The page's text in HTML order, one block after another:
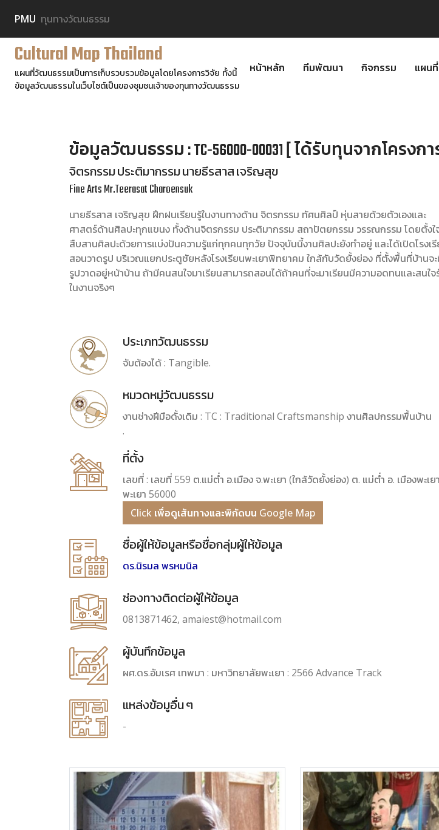
PMU ทุนทางวัฒนธรรม
Cultural Map Thailand
แผนที่วัฒนธรรมเป็นการเก็บรวบรวมข้อมูลโดยโครงการวิจัย ทั้งนี้
ข้อมูลวัฒนธรรมในเว็บไซต์เป็นของชุมชนเจ้าของทุนทางวัฒนธรรม
หน้าหลัก ทีมพัฒนา กิจกรรม แผน
ข้อมูลวัฒนธรรม : TC-56000-00031 [ ได้รับทุนจากโครงกา
จิตรกรรม ประติมากรรม นายธีรสาส เจริญสุข
Fine Arts Mr.Teerasat Charoensuk
นายธีรสาส เจริญสุข ฝึกฝนเรียนรู้ในงานทางด้าน จิตรกรรม ทัศนศิลป์ หุ่นสายด้วยตัวเองและ
ศาสตร์ด้านศิลปะทุกแขนง ทั้งด้านจิตรกรรม ประติมากรรม สถาปัตยกรรม วรรณกรรม โดยตั้งใ
สืบสานศิลปะด้วยการแบ่งปันความรู้แก่ทุกคนทุกวัย ปัจจุบันนี้งานศิลปะยังทำอยู่ และได้เปิดโรงเ
สอนวาดรูป บริเวณแยกประตูชัยหลังโรงเรียนพะเยาพิทยาคม ใกล้กับวัดยั้งย่อง ที่ตั้งพื้นที่บ้านจ
รูปวาดอยู่หน้าบ้าน ถ้ามีคนสนใจมาเรียนสามารถสอนได้ถ้าคนที่จะมาเรียนมีความอดทนและสนใจ
ในงานจริงๆ
ประเภทวัฒนธรรม
จับต้องได้ : Tangible.
หมวดหมู่วัฒนธรรม
งานช่างฝีมือดั้งเดิม : TC : Traditional Craftsmanship งานศิลปกรรมพื้นบ้าน
.
ที่ตั้ง
เลขที่ : เลขที่ 559 ต.แม่ต๋ำ อ.เมือง จ.พะเยา (ใกล้วัดยั้งย่อง) ต. แม่ต๋ำ อ. เมืองพะเย
พะเยา 56000
Click เพื่อดูเส้นทางและพิกัดบน Google Map
ชื่อผู้ให้ข้อมูลหรือชื่อกลุ่มผู้ให้ข้อมูล
ดร.นิรมล พรหมนิล
ช่องทางติดต่อผู้ให้ข้อมูล
0813871462, amaiest@hotmail.com
ผู้บันทึกข้อมูล
ผศ.ดร.อัมเรศ เทพมา : มหาวิทยาลัยพะเยา : 2566 Advance Track
แหล่งข้อมูอื่น ๆ
-